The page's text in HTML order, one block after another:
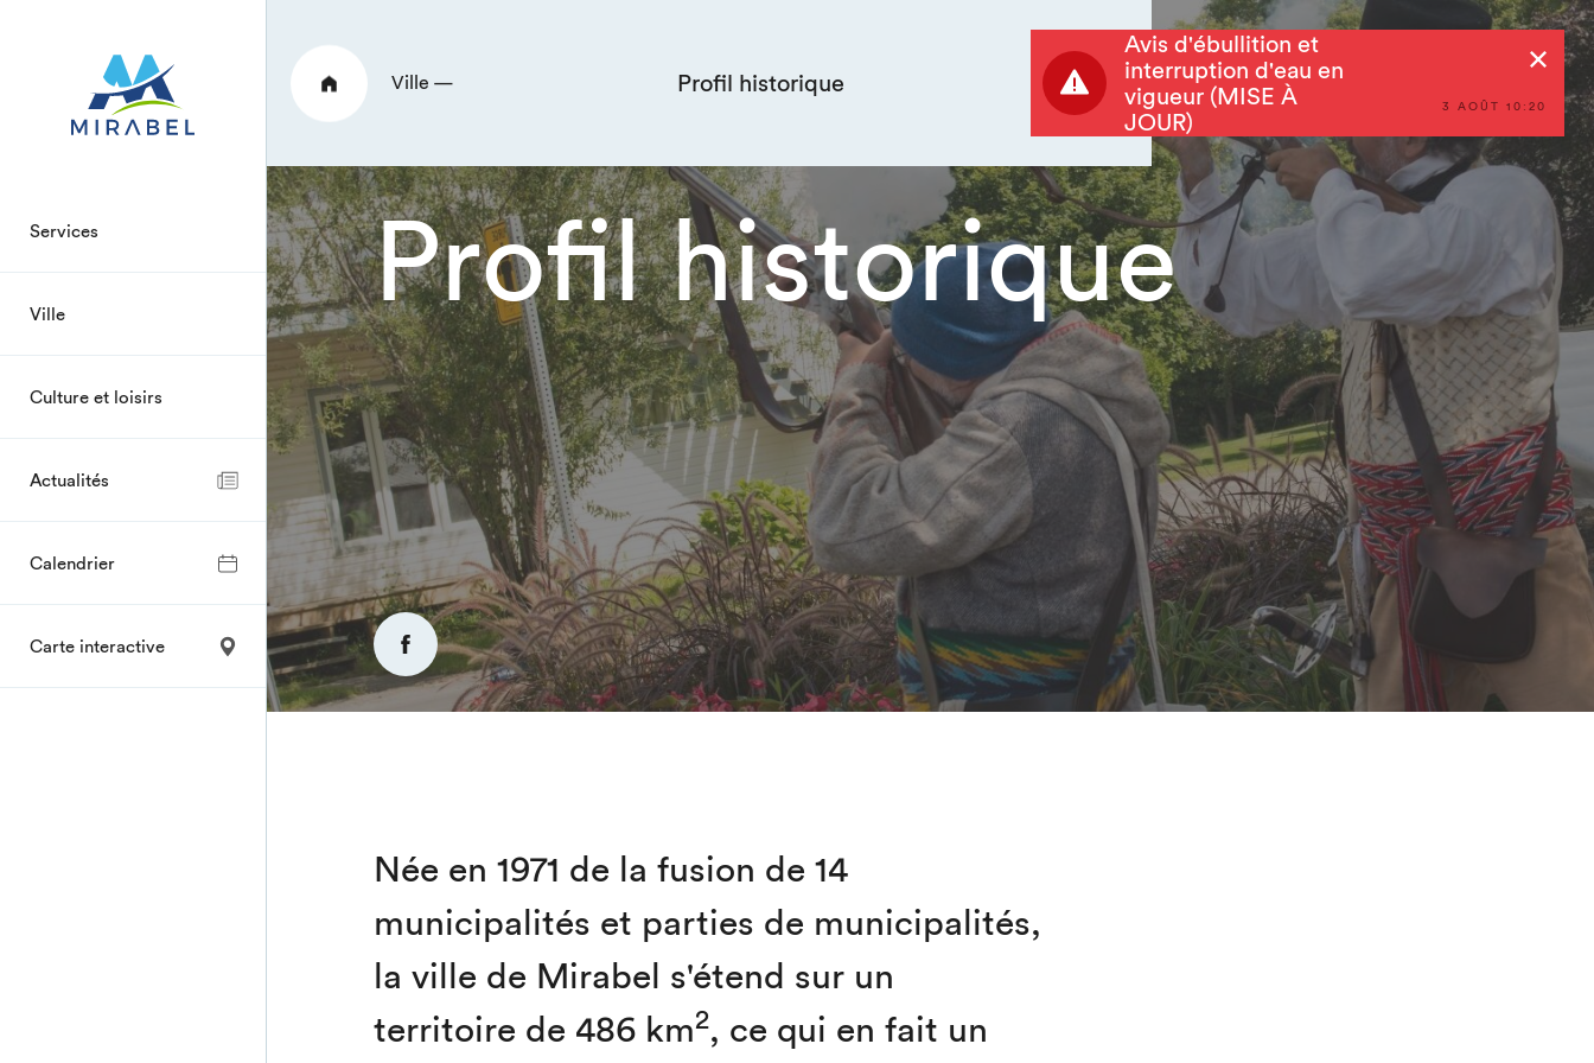
Services
Ville
Culture et loisirs
Actualités
Calendrier
Carte interactive
3 AOÛT 10:20
Avis d'ébullition et
interruption d'eau en
vigueur (MISE À
JOUR)
Ville — Profil historique
Profil historique
Née en 1971 de la fusion de 14
municipalités et parties de municipalités,
la ville de Mirabel s'étend sur un
territoire de 486 km2, ce qui en fait un